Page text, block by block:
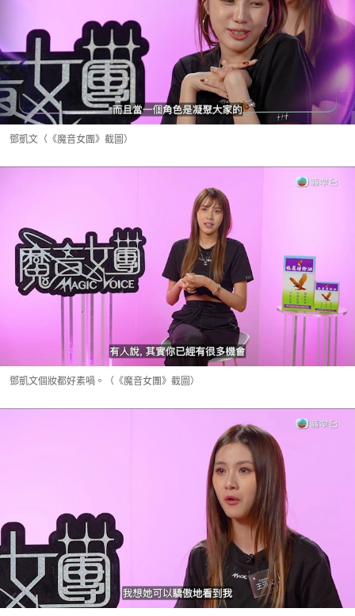
鄧凱文（《魔音女團》截圖）
鄧凱文個妝都好素喎。（《魔音女團》截圖）